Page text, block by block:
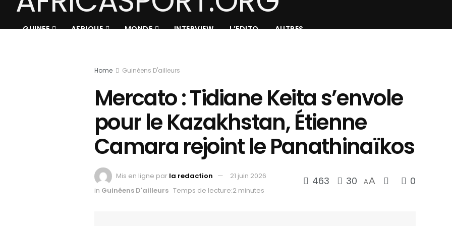
GUINEE AFRIQUE MONDE INTERVIEW L’EDITO AUTRES
Home Guinéens D'ailleurs
Mercato : Tidiane Keita s’envole
pour le Kazakhstan, Étienne
Camara rejoint le Panathinaïkos
Mis en ligne par la redaction
21 juin 2026
in Guinéens D'ailleurs Temps de lecture:2 minutes
463 30 AA 0